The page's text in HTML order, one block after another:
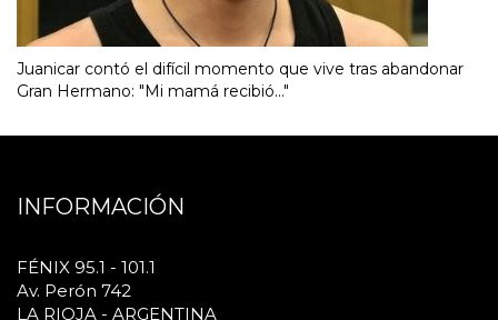
Juanicar contó el difícil momento que vive tras abandonar
Gran Hermano: "Mi mamá recibió..."
INFORMACIÓN
FÉNIX 95.1 - 101.1
Av. Perón 742
LA RIOJA - ARGENTINA